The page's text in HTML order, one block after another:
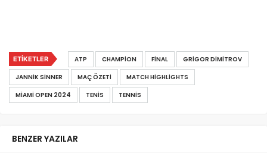
ETIKETLER ATP CHAMPION FINAL
GRIGOR DIMITROV
JANNIK SINNER
MAÇ ÖZETI
MATCH HIGHLIGHTS
MIAMI OPEN 2024
TENIS TENNIS
BENZER YAZILAR